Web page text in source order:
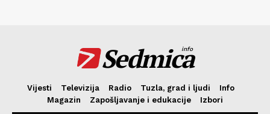
Sedmica
info
Vijesti Televizija Radio Tuzla, grad i ljudi
Info
Magazin
Zapošljavanje i edukacije Izbori